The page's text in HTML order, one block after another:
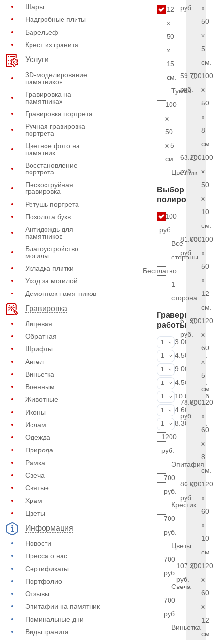
Шары
Надгробные плиты
Барельеф
Крест из гранита
Услуги
3D-моделирование
памятников
Гравировка на
памятниках
Гравировка портрета
Ручная гравировка
портрета
Цветное фото на
памятник
Восстановление
портрета
Пескоструйная
гравировка
Ретушь портрета
Позолота букв
Антидождь для
памятников
Благоустройство
могилы
Укладка плитки
Уход за могилой
Демонтаж памятников
Гравировка
Лицевая
Обратная
Шрифты
Ангел
Виньетка
Военным
Животные
Иконы
Ислам
Одежда
Природа
Рамка
Свеча
Святые
Храм
Цветы
Информация
Новости
Пресса о нас
Сертификаты
Портфолио
Отзывы
Эпитафии на памятник
Поминальные дни
Виды гранита
12
x
50
x
15
см.
Тумба
100
x
50
x 5
см.
Цветник
Выбор
полировки
5.100
руб.
Все
стороны
Бесплатно
1
сторона
Граверные
работы
ФИО и даты
1
3.000 руб.
ФИО и даты
1
4.500 руб.
ФИО и даты
1
9.000 руб.
Портрет
1
4.500 руб.
Портрет
1
10.000 руб.
Фотокерамика
1
4.600 руб.
Фото на
1
8.300 руб.
1200
руб.
Эпитафия
700
руб.
Крестик
700
руб.
Цветы
700
руб.
Свеча
700
руб.
Виньетка
руб.
x
50
x
5
см.
59.700
руб.
100
x
50
x
8
см.
63.200
руб.
100
x
50
x
10
см.
81.000
руб.
100
x
50
x
12
см.
61.900
руб.
120
x
60
x
5
см.
78.800
руб.
120
x
60
x
8
см.
86.000
руб.
120
x
60
x
10
см.
107.300
руб.
120
x
60
x
12
см.